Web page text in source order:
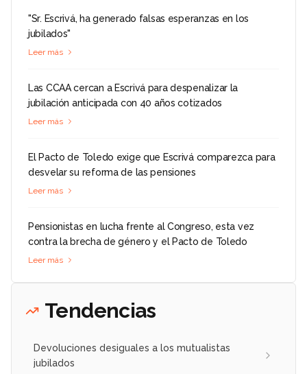
"Sr. Escrivá, ha generado falsas esperanzas en los
jubilados"
Leer más
Las CCAA cercan a Escrivá para despenalizar la
jubilación anticipada con 40 años cotizados
Leer más
El Pacto de Toledo exige que Escrivá comparezca para
desvelar su reforma de las pensiones
Leer más
Pensionistas en lucha frente al Congreso, esta vez
contra la brecha de género y el Pacto de Toledo
Leer más
Tendencias
Devoluciones desiguales a los mutualistas
jubilados